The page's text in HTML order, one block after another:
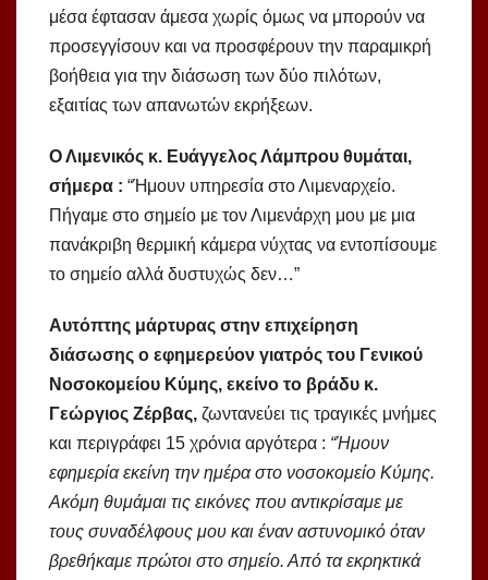
μέσα έφτασαν άμεσα χωρίς όμως να μπορούν να
προσεγγίσουν και να προσφέρουν την παραμικρή
βοήθεια για την διάσωση των δύο πιλότων,
εξαιτίας των απανωτών εκρήξεων.
Ο Λιμενικός κ. Ευάγγελος Λάμπρου θυμάται,
σήμερα : “Ήμουν υπηρεσία στο Λιμεναρχείο.
Πήγαμε στο σημείο με τον Λιμενάρχη μου με μια
πανάκριβη θερμική κάμερα νύχτας να εντοπίσουμε
το σημείο αλλά δυστυχώς δεν…”
Αυτόπτης μάρτυρας στην επιχείρηση
διάσωσης ο εφημερεύον γιατρός του Γενικού
Νοσοκομείου Κύμης, εκείνο το βράδυ κ.
Γεώργιος Ζέρβας, ζωντανεύει τις τραγικές μνήμες
και περιγράφει 15 χρόνια αργότερα : “Ήμουν
εφημερία εκείνη την ημέρα στο νοσοκομείο Κύμης.
Ακόμη θυμάμαι τις εικόνες που αντικρίσαμε με
τους συναδέλφους μου και έναν αστυνομικό όταν
βρεθήκαμε πρώτοι στο σημείο. Από τα εκρηκτικά